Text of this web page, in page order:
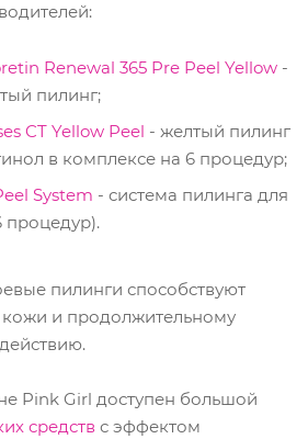
Renewal 365 Pre Peel Yellow -
пилинг;
CT Yellow Peel - желтый пилинг
в комплексе на 6 процедур;
System - система пилинга для
процедур).
пилинги способствуют
и продолжительному
Pink Girl доступен большой
средств с эффектом